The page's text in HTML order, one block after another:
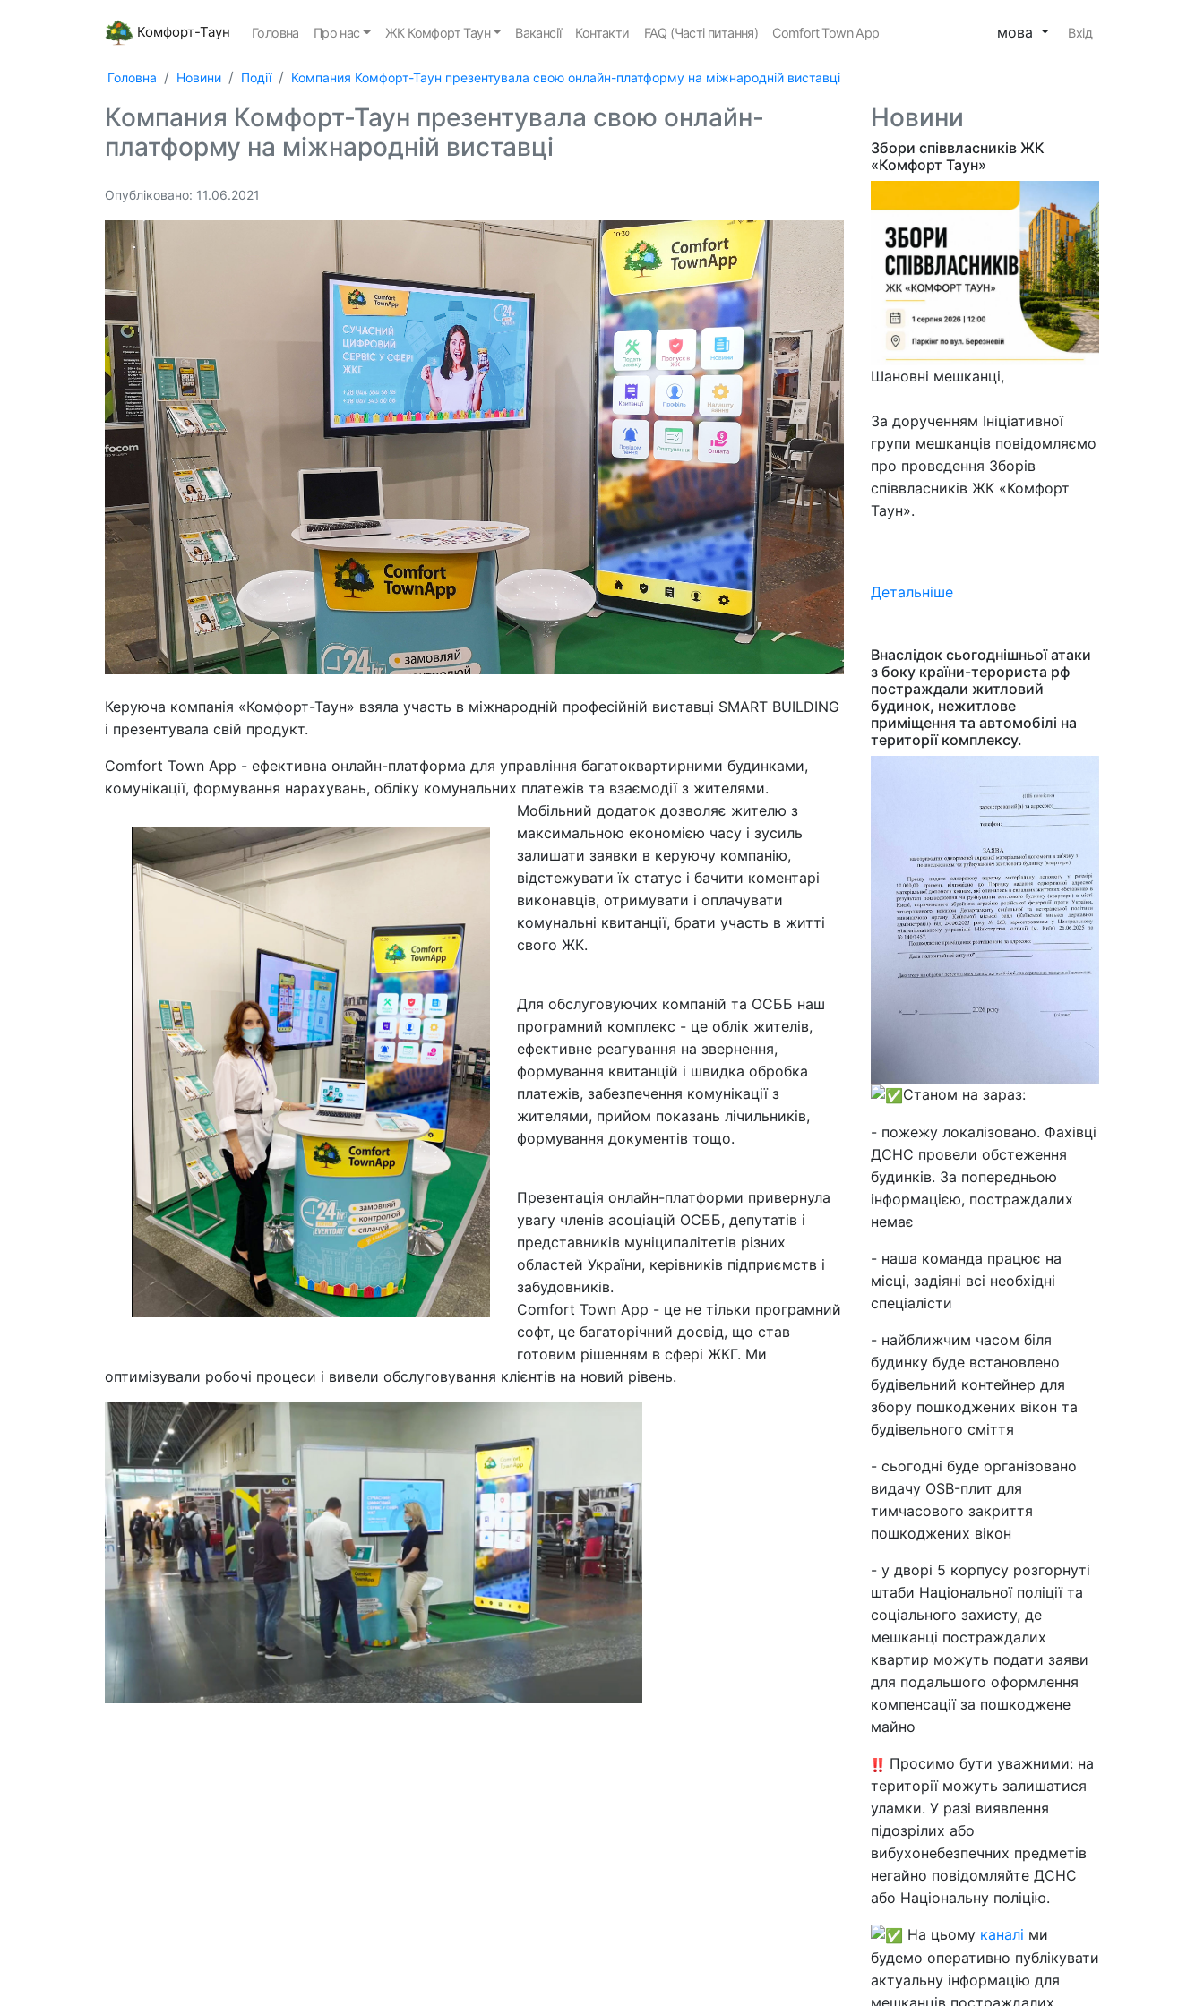
Комфорт-Таун Головна Про нас ЖК Комфорт Таун Вакансії Контакти FAQ (Часті питання) Comfort Town App мова Вхід
Головна Новини Події Компания Комфорт-Таун презентувала свою онлайн-платформу на міжнародній виставці
Компания Комфорт-Таун презентувала свою онлайн-
платформу на міжнародній виставці
Опубліковано: 11.06.2021
Керуюча компанія «Комфорт-Таун» взяла участь в міжнародній професійній виставці SMART BUILDING
і презентувала свій продукт.
Comfort Town App - ефективна онлайн-платформа для управління багатоквартирними будинками,
комунікації, формування нарахувань, обліку комунальних платежів та взаємодії з жителями.
Мобільний додаток дозволяє жителю з
максимальною економією часу і зусиль
залишати заявки в керуючу компанію,
відстежувати їх статус і бачити коментарі
виконавців, отримувати і оплачувати
комунальні квитанції, брати участь в житті
свого ЖК.
Для обслуговуючих компаній та ОСББ наш
програмний комплекс - це облік жителів,
ефективне реагування на звернення,
формування квитанцій і швидка обробка
платежів, забезпечення комунікації з
жителями, прийом показань лічильників,
формування документів тощо.
Презентація онлайн-платформи привернула
увагу членів асоціацій ОСББ, депутатів і
представників муніципалітетів різних
областей України, керівників підприємств і
забудовників.
Comfort Town App - це не тільки програмний
софт, це багаторічний досвід, що став
готовим рішенням в сфері ЖКГ. Ми
оптимізували робочі процеси і вивели обслуговування клієнтів на новий рівень.
Новини
Збори співвласників ЖК
«Комфорт Таун»
Шановні мешканці,
За дорученням Ініціативної
групи мешканців повідомляємо
про проведення Зборів
співвласників ЖК «Комфорт
Таун».
Детальніше
Внаслідок сьогоднішньої атаки
з боку країни-терориста рф
постраждали житловий
будинок, нежитлове
приміщення та автомобілі на
території комплексу.
Станом на зараз:
- пожежу локалізовано. Фахівці
ДСНС провели обстеження
будинків. За попередньою
інформацією, постраждалих
немає
- наша команда працює на
місці, задіяні всі необхідні
спеціалісти
- найближчим часом біля
будинку буде встановлено
будівельний контейнер для
збору пошкоджених вікон та
будівельного сміття
- сьогодні буде організовано
видачу OSB-плит для
тимчасового закриття
пошкоджених вікон
- у дворі 5 корпусу розгорнуті
штаби Національної поліції та
соціального захисту, де
мешканці постраждалих
квартир можуть подати заяви
для подальшого оформлення
компенсації за пошкоджене
майно
Просимо бути уважними: на
території можуть залишатися
уламки. У разі виявлення
підозрілих або
вибухонебезпечних предметів
негайно повідомляйте ДСНС
або Національну поліцію.
На цьому каналі ми
будемо оперативно публікувати
актуальну інформацію для